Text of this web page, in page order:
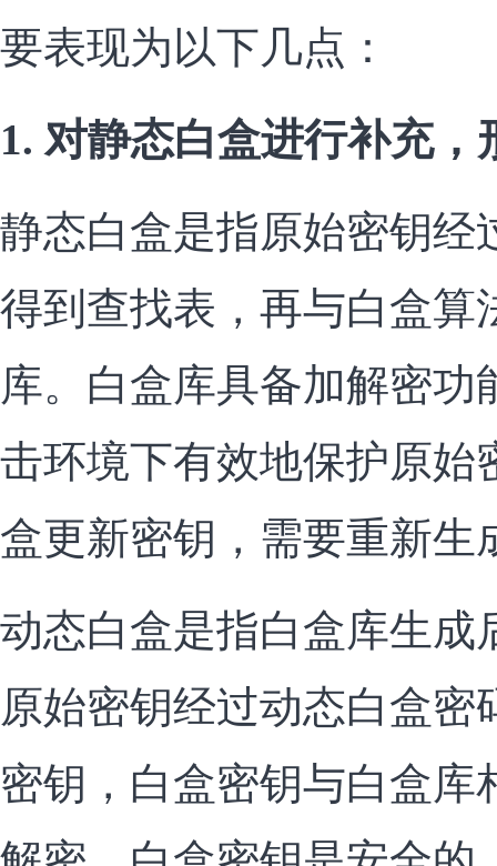
要表现为以下几点：
1. 对静态白盒进行补充，
静态白盒是指原始密钥经
得到查找表，再与白盒算
库。白盒库具备加解密功
击环境下有效地保护原始
盒更新密钥，需要重新生
动态白盒是指白盒库生成
原始密钥经过动态白盒密
密钥，白盒密钥与白盒库